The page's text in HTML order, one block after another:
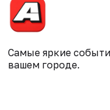
Самые яркие
вашем городе.